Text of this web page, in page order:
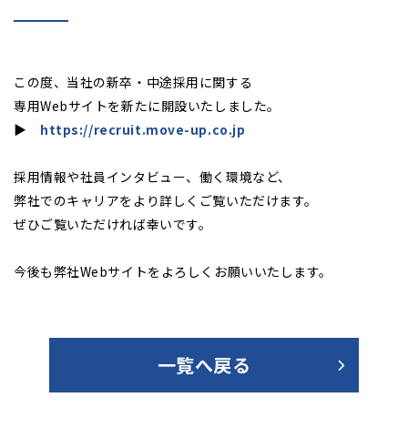
この度、当社の新卒・中途採用に関する
専用Webサイトを新たに開設いたしました。
▶ https://recruit.move-up.co.jp
採用情報や社員インタビュー、働く環境など、
弊社でのキャリアをより詳しくご覧いただけます。
ぜひご覧いただければ幸いです。
今後も弊社Webサイトをよろしくお願いいたします。
一覧へ戻る